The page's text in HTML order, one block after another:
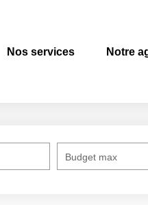
Nos services Notre
Budget max